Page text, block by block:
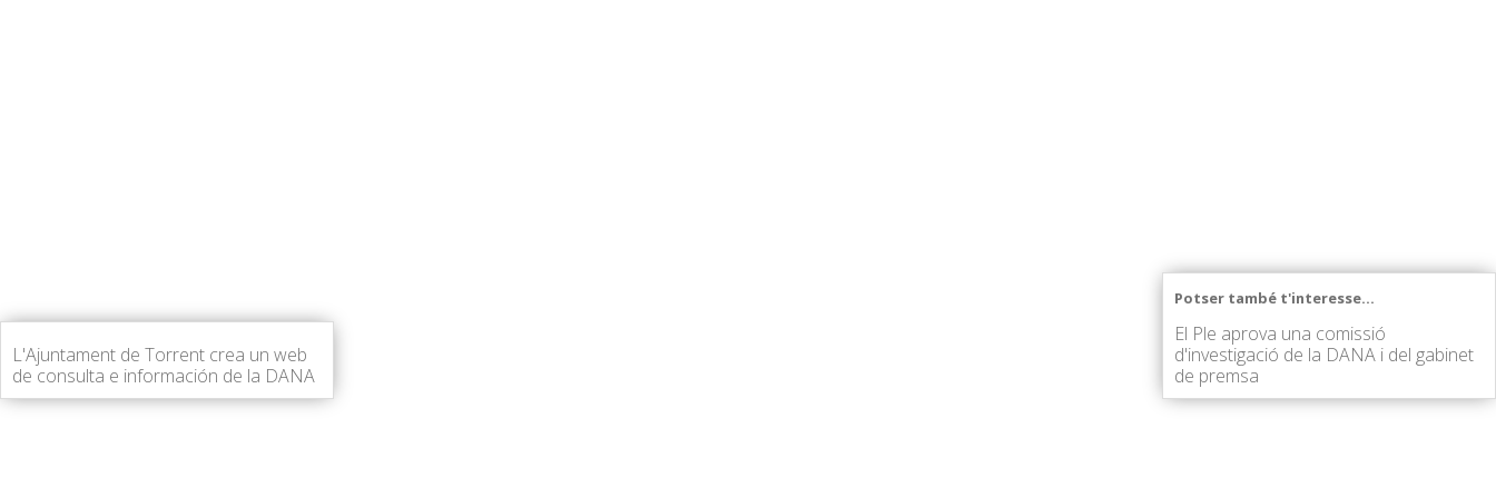
L'Ajuntament de Torrent crea un web
de consulta e información de la DANA
Potser també t'interesse...
El Ple aprova una comissió
d'investigació de la DANA i del gabinet
de premsa